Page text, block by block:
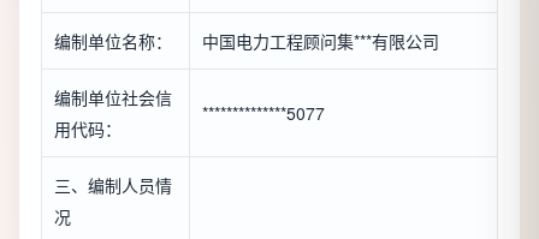
编制单位名称： 中国电力工程顾问集***有限公司
编制单位社会信
用代码：
**************5077
三、编制人员情
况